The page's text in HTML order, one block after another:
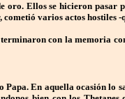
oro. Ellos se hicieron
cometió varios actos
con la memoria
Papa. En aquella ocasión lo